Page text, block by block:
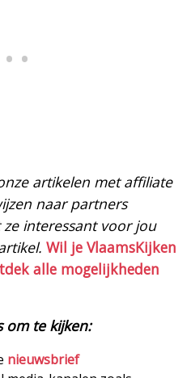
artikelen met affiliate
naar partners
interessant voor jou
Wil je VlaamsKijken
alle mogelijkheden
om te kijken:
nieuwsbrief